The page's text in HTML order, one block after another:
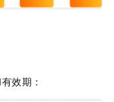
效期：